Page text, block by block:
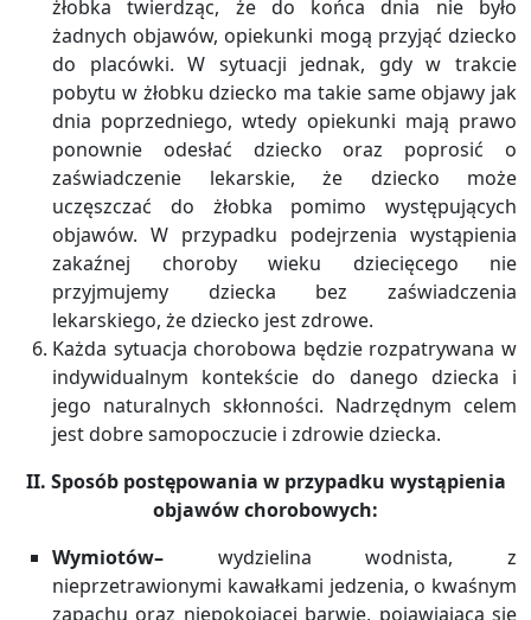
żłobka twierdząc, że do końca dnia nie było
żadnych objawów, opiekunki mogą przyjąć dziecko
do placówki. W sytuacji jednak, gdy w trakcie
pobytu w żłobku dziecko ma takie same objawy jak
dnia poprzedniego, wtedy opiekunki mają prawo
ponownie odesłać dziecko oraz poprosić o
zaświadczenie lekarskie, że dziecko może
uczęszczać do żłobka pomimo występujących
objawów. W przypadku podejrzenia wystąpienia
zakaźnej choroby wieku dziecięcego nie
przyjmujemy dziecka bez zaświadczenia
lekarskiego, że dziecko jest zdrowe.
Każda sytuacja chorobowa będzie rozpatrywana w
indywidualnym kontekście do danego dziecka i
jego naturalnych skłonności. Nadrzędnym celem
jest dobre samopoczucie i zdrowie dziecka.
II. Sposób postępowania w przypadku wystąpienia
objawów chorobowych:
Wymiotów– wydzielina wodnista, z
nieprzetrawionymi kawałkami jedzenia, o kwaśnym
zapachu oraz niepokojącej barwie, pojawiająca się